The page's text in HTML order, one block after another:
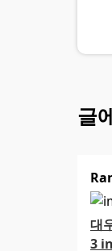
글
대
3